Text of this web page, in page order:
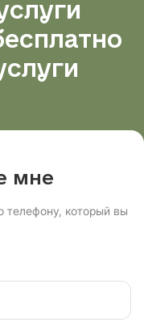
мне
телефону, который вы